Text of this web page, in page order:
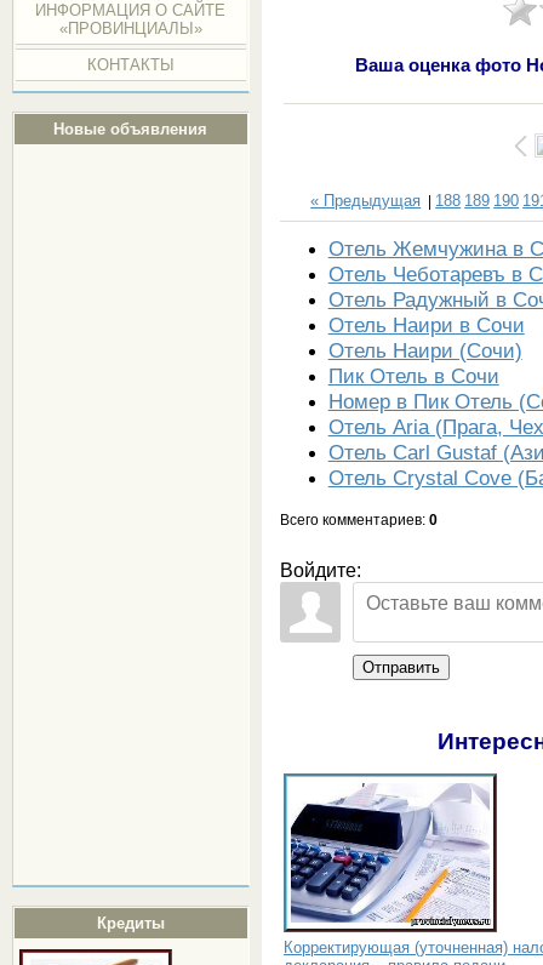
ИНФОРМАЦИЯ О САЙТЕ
«ПРОВИНЦИАЛЫ»
КОНТАКТЫ
Новые объявления
Кредиты
Ваша оценка фото
« Предыдущая | 188 189 190
Отель Жемчужина в
Отель Чеботаревъ в
Отель Радужный в
Отель Наири в Сочи
Отель Наири (Сочи)
Пик Отель в Сочи
Номер в Пик Отель
Отель Aria (Прага,
Отель Carl Gustaf
Отель Crystal Cove
Всего комментариев: 0
Войдите:
Отправить
Корректирующая (уточненная)